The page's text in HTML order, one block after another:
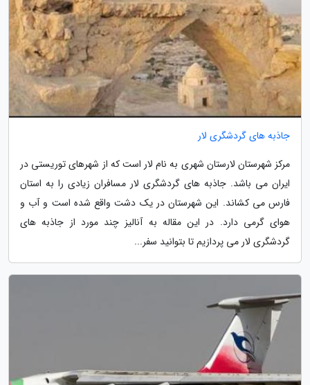
جاذبه های گردشگری لار
مرکز شهرستان لارستان شهری به نام لار است که از شهرهای توریستی در
ایران می باشد. جاذبه های گردشگری لار مسافران زیادی را به استان
فارس می کشاند. این شهرستان در یک دشت واقع شده است و آب و
هوای گرمی دارد. در این مقاله به آنالیز چند مورد از جاذبه های
گردشگری لار می پردازیم تا بتوانید سفر...